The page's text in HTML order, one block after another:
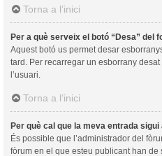
Torna a l’inici
Per a què serveix el botó “Desa” del
Aquest botó us permet desar
tard. Per recarregar un esborrany
l’usuari.
Torna a l’inici
Per què cal que la meva entrada sigui
És possible que l’administrador del
fòrum en el que esteu publicant han